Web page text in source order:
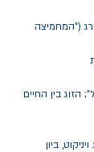
הרצברג ("המחמיצה
הזוג בין החיים
ביון